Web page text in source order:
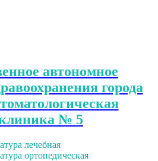
автономное
города
№ 5
лечебная
ортопедическая